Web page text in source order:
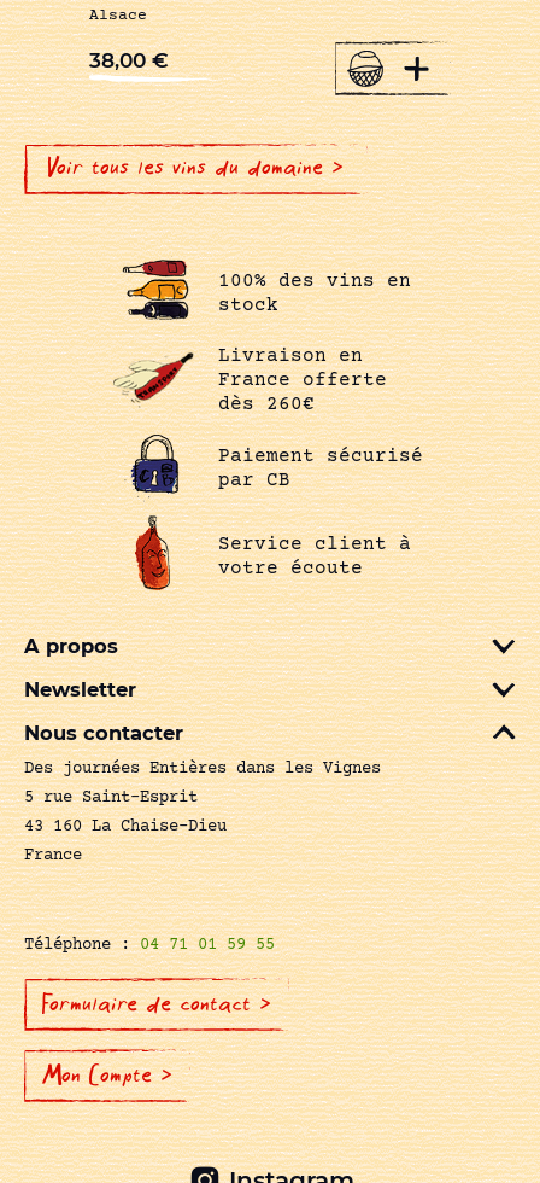
Alsace
38,00€ +
Voir tous les vins du domaine >
100% des vins en
stock
Livraison en
France offerte
dès 260€
Paiement sécurisé
par CB
Service client à
votre écoute
A propos
Newsletter
Nous contacter
Des journées Entières dans les Vignes
5 rue Saint-Esprit
43 160 La Chaise-Dieu
France
Téléphone :04 71 01 59 55
Formulaire de contact >
Mon Compte >